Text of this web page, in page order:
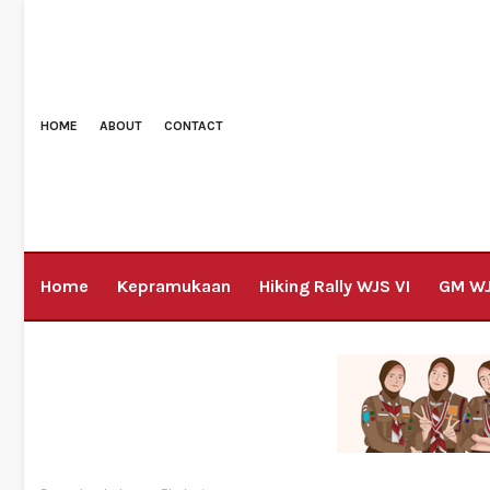
HOME ABOUT CONTACT
Home Kepramukaan Hiking Rally WJS VI GM